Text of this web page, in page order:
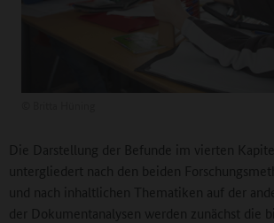
Die Darstellung der Befunde im vierten
untergliedert nach den beiden
und nach inhaltlichen Thematiken auf der
der Dokumentanalysen werden zunächst die